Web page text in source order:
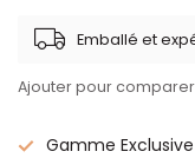
Emballé et
Ajouter pour comparer
Gamme